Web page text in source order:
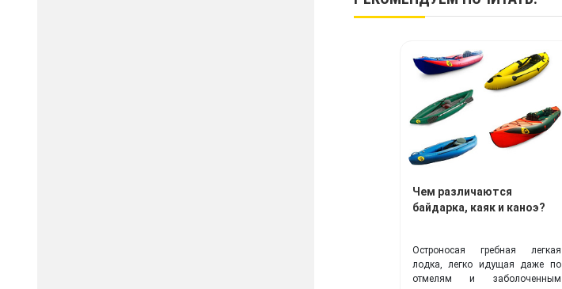
Чем различаются
байдарка, каяк и каноэ?
Остроносая гребная легкая
лодка, легко идущая даже по
отмелям и заболоченным